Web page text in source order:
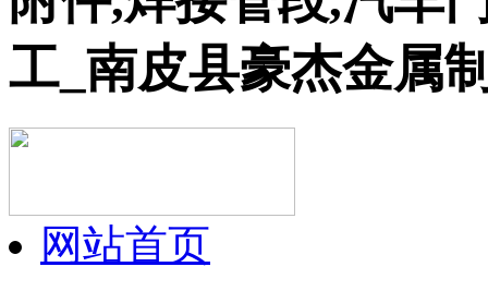
工_南皮县豪杰金属
网站首页